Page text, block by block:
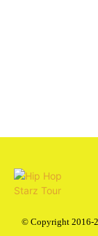
© Copyright 2016-